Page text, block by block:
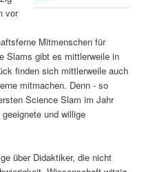
vor
Mitmenschen für
Slams gibt es mittlerweile in
finden sich mittlerweile auch
mitmachen. Denn - so
Science Slam im Jahr
und willige
über Didaktiker, die nicht